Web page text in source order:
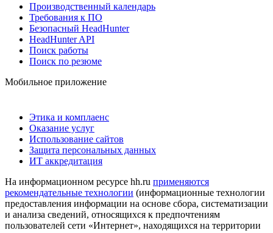
Производственный календарь
Требования к ПО
Безопасный HeadHunter
HeadHunter API
Поиск работы
Поиск по резюме
Мобильное приложение
Этика и комплаенс
Оказание услуг
Использование сайтов
Защита персональных данных
ИТ аккредитация
На информационном ресурсе hh.ru применяются
рекомендательные технологии (информационные технологии
предоставления информации на основе сбора, систематизации
и анализа сведений, относящихся к предпочтениям
пользователей сети «Интернет», находящихся на территории